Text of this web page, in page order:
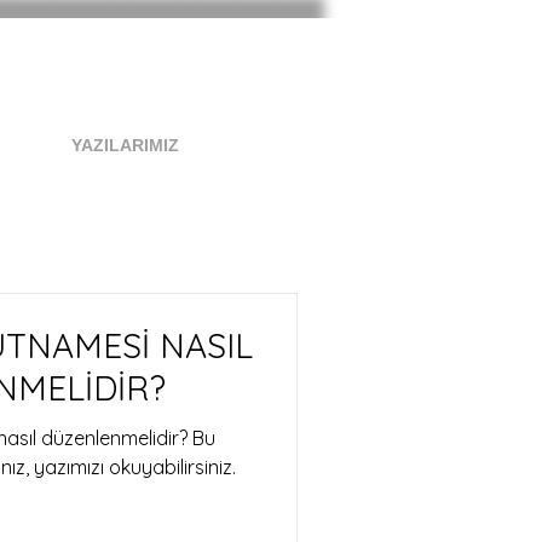
YAZILARIMIZ
NASIL
düzenlenmelidir? Bu
yazımızı okuyabilirsiniz.